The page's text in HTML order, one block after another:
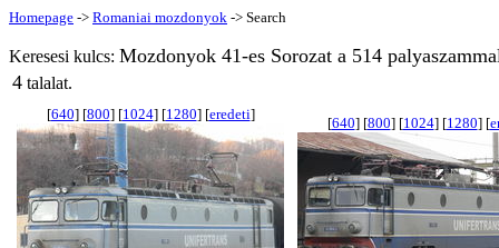
Homepage -> Romaniai mozdonyok -> Search
Keresesi kulcs: Mozdonyok 41-es Sorozat a 514
4 talalat.
[640] [800] [1024] [1280] [eredeti]
[640] [800] [1024] [1280] [